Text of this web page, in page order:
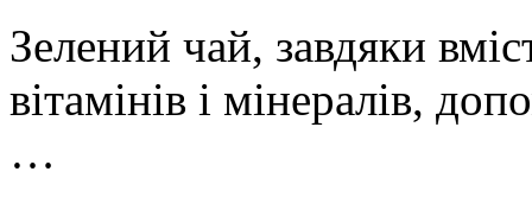
Зелений чай, завдяки
вітамінів і мінералів,
…